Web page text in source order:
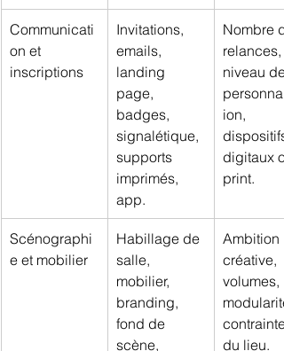
Communicati
on et
inscriptions
Invitations,
emails,
landing
page,
badges,
signalétique,
supports
imprimés,
app.
Nombre
relances,
niveau de
ion,
dispositifs
digitaux
print.
Scénographi
e et mobilier
Habillage de
salle,
mobilier,
branding,
fond de
scène,
Ambition
créative,
volumes,
du lieu.